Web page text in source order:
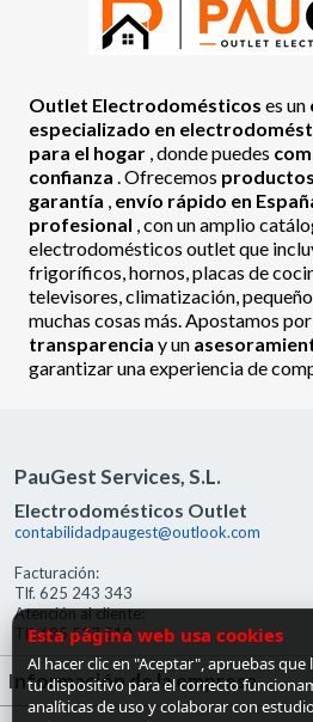
Outlet Electrodomésticos es un
especializado en
para el hogar , donde puedes
confianza . Ofrecemos
garantía , envío rápido en
profesional , con un amplio
electrodomésticos outlet que
frigoríficos, hornos, placas de
televisores, climatización,
muchas cosas más. Apostamos
transparencia y un
garantizar una experiencia de
PauGest Services, S.L.
Electrodomésticos Outlet
contabilidadpaugest@outlook.com
Facturación:
Tlf. 625 243 343
Atención al cliente:
Tlf. 685 527 519
Información de la empresa
Esta página web usa cookies
Al hacer clic en "Aceptar", apruebas que
tu dispositivo para el correcto
analíticas de uso y colaborar con